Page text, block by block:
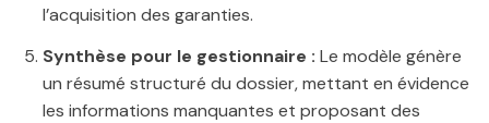
l’acquisition des garanties.
Synthèse pour le gestionnaire : Le modèle génère
un résumé structuré du dossier, mettant en évidence
les informations manquantes et proposant des